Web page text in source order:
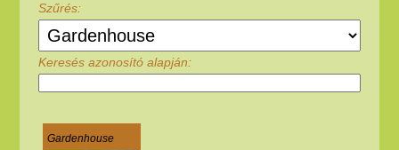
Szűrés:
Keresés azonosító alapján:
Gardenhouse